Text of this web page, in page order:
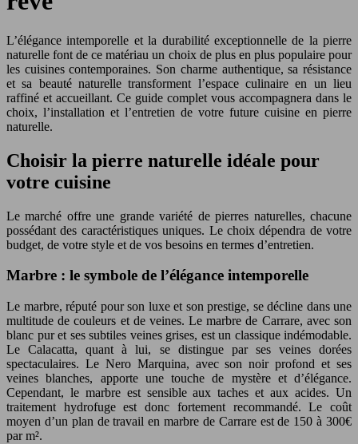
L’élégance intemporelle et la durabilité exceptionnelle de la pierre
naturelle font de ce matériau un choix de plus en plus populaire pour
les cuisines contemporaines. Son charme authentique, sa résistance
et sa beauté naturelle transforment l’espace culinaire en un lieu
raffiné et accueillant. Ce guide complet vous accompagnera dans le
choix, l’installation et l’entretien de votre future cuisine en pierre
naturelle.
Choisir la pierre naturelle idéale pour
votre cuisine
Le marché offre une grande variété de pierres naturelles, chacune
possédant des caractéristiques uniques. Le choix dépendra de votre
budget, de votre style et de vos besoins en termes d’entretien.
Marbre : le symbole de l’élégance intemporelle
Le marbre, réputé pour son luxe et son prestige, se décline dans une
multitude de couleurs et de veines. Le marbre de Carrare, avec son
blanc pur et ses subtiles veines grises, est un classique indémodable.
Le Calacatta, quant à lui, se distingue par ses veines dorées
spectaculaires. Le Nero Marquina, avec son noir profond et ses
veines blanches, apporte une touche de mystère et d’élégance.
Cependant, le marbre est sensible aux taches et aux acides. Un
traitement hydrofuge est donc fortement recommandé. Le coût
moyen d’un plan de travail en marbre de Carrare est de 150 à 300€
par m².